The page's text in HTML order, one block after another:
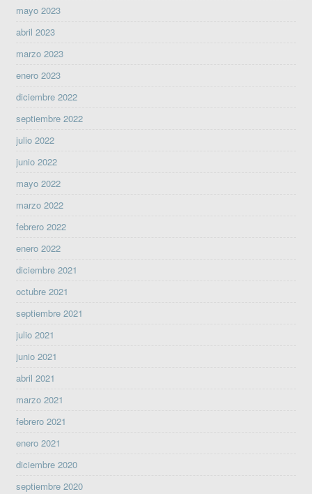
mayo 2023
abril 2023
marzo 2023
enero 2023
diciembre 2022
septiembre 2022
julio 2022
junio 2022
mayo 2022
marzo 2022
febrero 2022
enero 2022
diciembre 2021
octubre 2021
septiembre 2021
julio 2021
junio 2021
abril 2021
marzo 2021
febrero 2021
enero 2021
diciembre 2020
septiembre 2020